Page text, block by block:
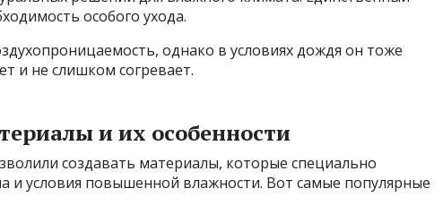
особого ухода.
однако в условиях дождя он тоже
и не слишком согревает.
и их особенности
создавать материалы, которые специально
и условия повышенной влажности. Вот самые популярные